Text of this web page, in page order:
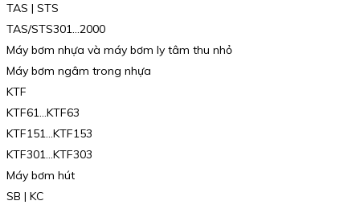
TAS | STS
TAS/STS301…2000
Máy bơm nhựa và máy bơm ly tâm thu nhỏ
Máy bơm ngâm trong nhựa
KTF
KTF61…KTF63
KTF151…KTF153
KTF301…KTF303
Máy bơm hút
SB | KC